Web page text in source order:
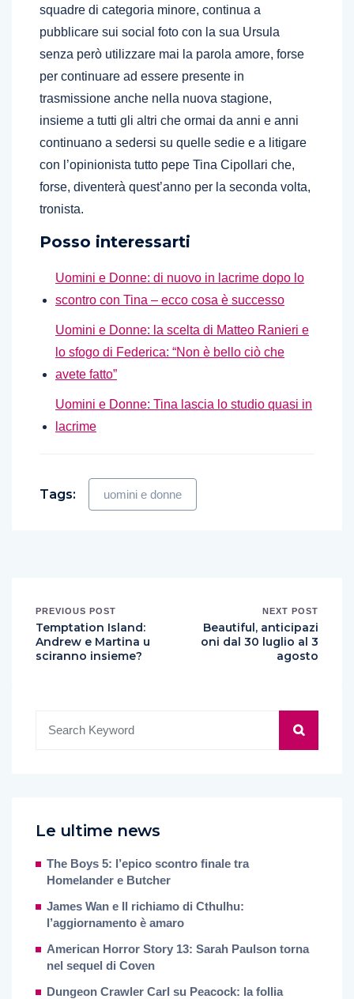
squadre di categoria minore, continua a
pubblicare sui social foto con la sua Ursula
senza però utilizzare mai la parola amore, forse
per continuare ad essere presente in
trasmissione anche nella nuova stagione,
insieme a tutti gli altri che ormai da anni e anni
continuano a sedersi su quelle sedie e a litigare
con l’opinionista tutto pepe Tina Cipollari che,
forse, diventerà quest’anno per la seconda volta,
tronista.
Posso interessarti
Uomini e Donne: di nuovo in lacrime dopo lo
scontro con Tina – ecco cosa è successo
Uomini e Donne: la scelta di Matteo Ranieri e
lo sfogo di Federica: “Non è bello ciò che
avete fatto”
Uomini e Donne: Tina lascia lo studio quasi in
lacrime
Tags: uomini e donne
PREVIOUS POST
Temptation Island:
Andrew e Martina u
sciranno insieme?
NEXT POST
Beautiful, anticipazi
oni dal 30 luglio al 3
agosto
Le ultime news
The Boys 5: l’epico scontro finale tra
Homelander e Butcher
James Wan e Il richiamo di Cthulhu:
l’aggiornamento è amaro
American Horror Story 13: Sarah Paulson torna
nel sequel di Coven
Dungeon Crawler Carl su Peacock: la follia